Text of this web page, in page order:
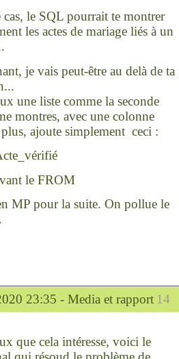
cas, le SQL pourrait te montrer
les actes de mariage liés à un
je vais peut-être au delà de ta
une liste comme la seconde
montres, avec une colonne
ajoute simplement ceci :
le FROM
MP pour la suite. On pollue le
14
23:35 - Media et rapport
que cela intéresse, voici le